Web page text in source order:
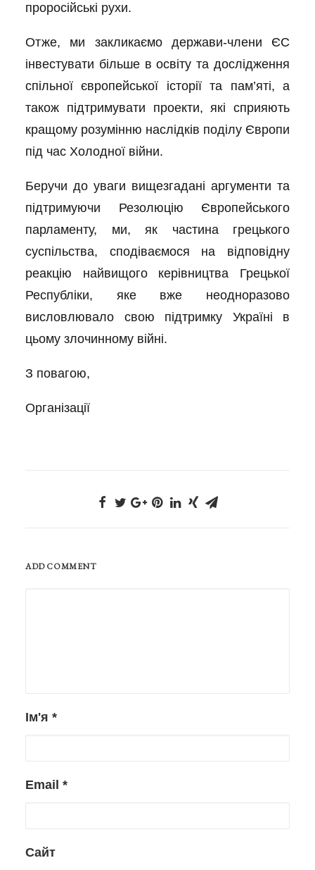
проросійські рухи.
Отже, ми закликаємо держави-члени ЄС
інвестувати більше в освіту та дослідження
спільної європейської історії та пам’яті, а
також підтримувати проекти, які сприяють
кращому розумінню наслідків поділу Європи
під час Холодної війни.
Беручи до уваги вищезгадані аргументи та
підтримуючи Резолюцію Європейського
парламенту, ми, як частина грецького
суспільства, сподіваємося на відповідну
реакцію найвищого керівництва Грецької
Республіки, яке вже неодноразово
висловлювало свою підтримку Україні в
цьому злочинному війні.
З повагою,
Організації
ADD COMMENT
Ім'я *
Email *
Сайт